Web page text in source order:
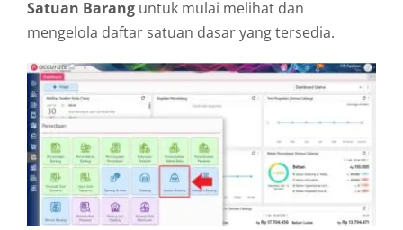
Satuan Barang untuk mulai melihat dan
mengelola daftar satuan dasar yang tersedia.